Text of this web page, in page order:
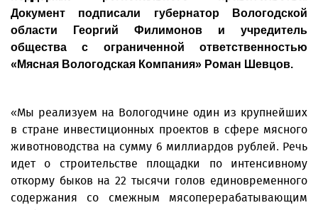
Документ подписали губернатор Вологодской
области Георгий Филимонов и учредитель
общества с ограниченной ответственностью
«Мясная Вологодская Компания» Роман Шевцов.
«Мы реализуем на Вологодчине один из крупнейших
в стране инвестиционных проектов в сфере мясного
животноводства на сумму 6 миллиардов рублей. Речь
идет о строительстве площадки по интенсивному
откорму быков на 22 тысячи голов единовременного
содержания со смежным мясоперерабатывающим